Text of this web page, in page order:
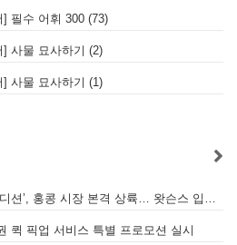
필수 어휘 300 (73)
사물 묘사하기 (2)
사물 묘사하기 (1)
대한민국 대표 숙취해소제 ‘컨디션’, 홍콩 시장 본격 상륙… 왓슨스 입점 기념 할인 행사 진행
퀵 픽업 서비스 특별 프로모션 실시